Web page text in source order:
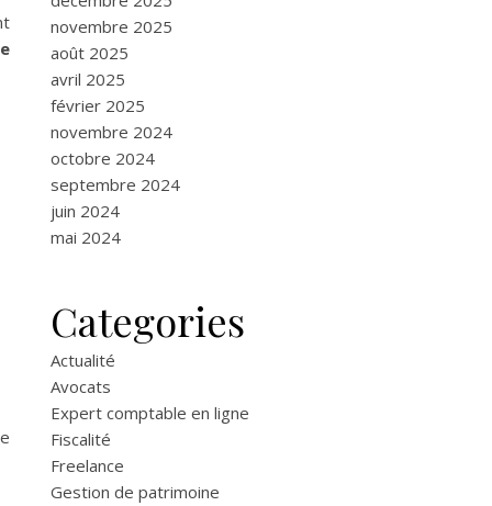
novembre 2025
août 2025
avril 2025
février 2025
novembre 2024
octobre 2024
septembre 2024
juin 2024
mai 2024
Categories
Actualité
Avocats
Expert comptable en ligne
Fiscalité
Freelance
Gestion de patrimoine